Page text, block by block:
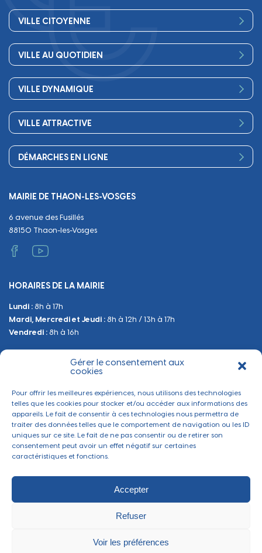
Gérer le consentement aux
cookies
Pour offrir les meilleures expériences, nous utilisons des technologies
telles que les cookies pour stocker et/ou accéder aux informations des
appareils. Le fait de consentir à ces technologies nous permettra de
traiter des données telles que le comportement de navigation ou les ID
uniques sur ce site. Le fait de ne pas consentir ou de retirer son
consentement peut avoir un effet négatif sur certaines
caractéristiques et fonctions.
Accepter
Refuser
Voir les préférences
VILLE CITOYENNE
Conseil Municipal
Finances
Démocratie participative
Publications
VILLE AU QUOTIDIEN
Petite enfance
Périscolaire
Séniors, social, santé
Circuler
Emploi
VILLE DYNAMIQUE
Culture
Associations
Equipements
VILLE ATTRACTIVE
Commerces et artisanat
Urbanisme
Tranquillité et sécurité
DÉMARCHES EN LIGNE
Décès
Papiers et citoyenneté
Administratif et technique
Manifestations
Urbanisme
Sanitaire et Sécurité
MAIRIE DE THAON-LES-VOSGES
6 avenue des Fusillés
88150 Thaon-les-Vosges
HORAIRES DE LA MAIRIE
Lundi : 8h à 17h
Mardi, Mercredi et Jeudi : 8h à 12h / 13h à 17h
Vendredi : 8h à 16h
BESOIN D'INFORMATIONS
Contactez-nous
Ville de Thaon-les-Vosges ©2022 - Tous droits réservés